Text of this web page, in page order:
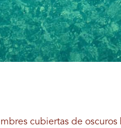
cubiertas de